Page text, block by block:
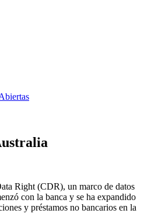
Right (CDR), un marco de datos
con la banca y se ha expandido
y préstamos no bancarios en la